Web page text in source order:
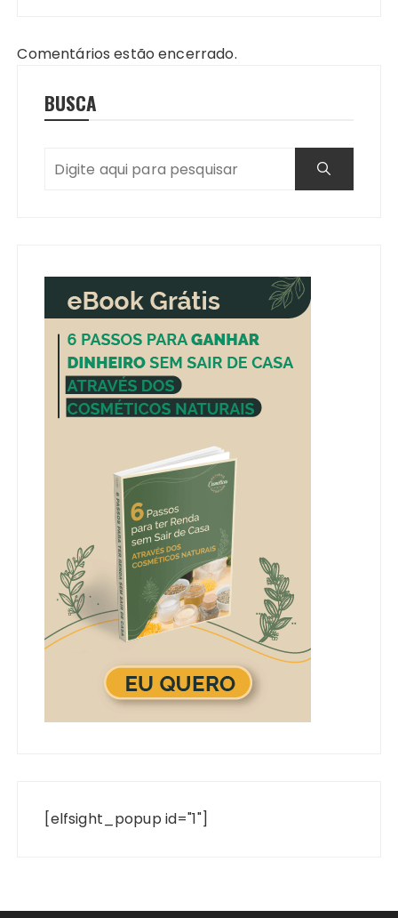
Comentários estão encerrado.
BUSCA
[elfsight_popup id="1"]